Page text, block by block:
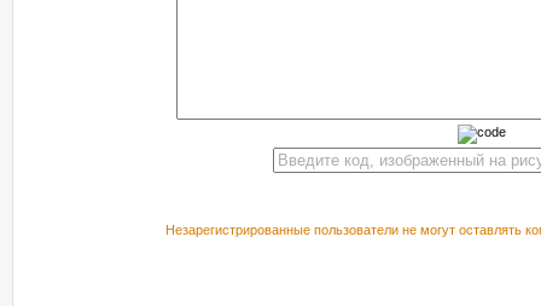
Незарегистрированные пользователи не могут оставлять